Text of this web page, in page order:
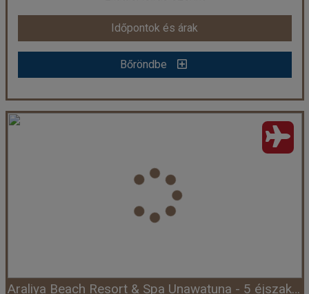
Időpontok és árak
Bőröndbe
Időpontok és árak
Bőröndbe
Pandanus Beach Resort & Spa
Város: Induruwa
Utazás módja:
Repülővel
leírás szerint
Szálláskategória:Hotel ***
DOUBLE SUPERIOR - Double Superior
Időpont: 2026-08-12 | 5 éj Araliya Beach Resort & Spa Unawatuna - 5 éjszakás